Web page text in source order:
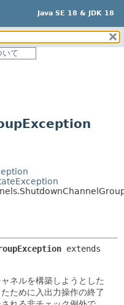
Java SE 18 & JDK 18
リー:
ネスト済
コンストラクタ
メソッド
いて
ネルを構築しようとした
ために入出力操作の終了